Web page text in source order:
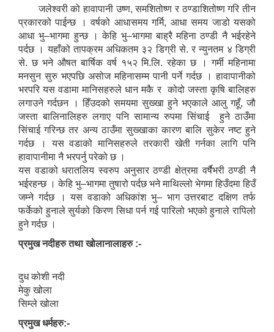
जलेश्वरी को हावापानी उष्ण, समशितोष्ण र ठण्डाशितोष्ण गरि तीन
प्रकारको पाईन्छ । वर्षको आधासमय गर्मि, आधा समय जाडो यसको
आधा भु–भागमा हुन्छ । केहि भु–भागमा बाह्रै महिना ठण्डी नै भईरहेने
पर्दछ । यहाँको तापक्रम अधिकतम ३२ डिग्री से. र न्युनतम ४ डिग्री
से. छ भने औषत बार्षिक वर्ष १५२ मि.लि. रहेका छ । गर्मी महिनामा
मनसुन सुरु भएपछि असोज महिनासम्म पानी पर्ने गर्दछ । हावापानीको
भरपरि यस वडामा मानिसहरुले धान मकै र कोदो जस्ता कृषि बालिहरु
लगाउने गर्दछन । हिँउदको समयमा सुख्खा हुने भएकाले आलु गहूँ, जौ
जस्ता बालिनालिहरु लगाए पनि सामान्य रुपमा सिंचाई हुने ठाउँमा
सिंचाई गरिन्छ तर अन्य ठाउँमा सुख्खाका कारण बालि सुकेर नष्ट हुने
गर्दछ । यस वडाको मानिसहरुले तरकारी खेती गर्नका लागि पनि
हावापानीमा नै भरपर्नु परेको छ ।
यस वडाको धरातलिय स्वरुप अनुसार ठण्डी क्षेत्रमा वर्षैभरी ठण्डी नै
भईरहन्छ । केहि भु–भागमा तुषारो पर्दछ भने माथिल्लो भेगमा हिउँदमा हिउँ
जम्ने गर्दछ । यस वडाको अधिकांश भु– भाग उत्तरबाट दक्षिण तर्फ
फर्केको हुनाले सुर्यको किरण सिधा पर्न गई पारिलो भएको हुनाले रापिलो
हुने गर्दछ ।
प्रमुख नदीहरु तथा खोलानालाहरु :-
दुध कोशी नदी
मेकु खोला
सिम्ले खोला
प्रमुख धर्महरु:-